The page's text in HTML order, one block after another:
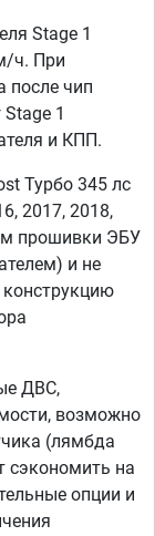
Stage 1
ч. При
после чип
1
и КПП.
Турбо 345 лс
2017, 2018,
прошивки ЭБУ
и не
конструкцию
ДВС,
возможно
(лямбда
сэкономить на
опции и